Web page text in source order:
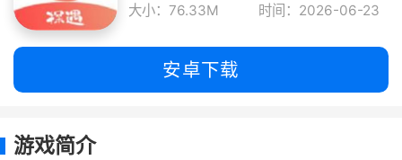
大小：76.33M
时间：2026-06-23
安卓下载
游戏简介